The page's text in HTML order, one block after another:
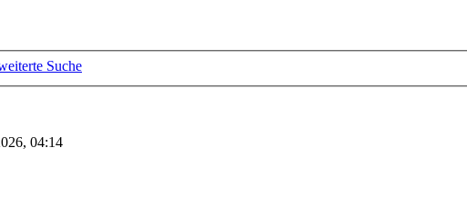
Suche
04:14